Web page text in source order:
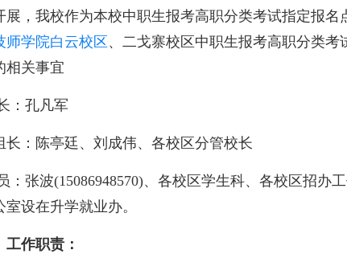
展，我校作为本校中职生报考高职分类考试指定报
师学院白云校区、二戈寨校区中职生报考高职分类
相关事宜
：孔凡军
长：陈亭廷、刘成伟、各校区分管校长
：张波(15086948570)、各校区学生科、各校区招办
室设在升学就业办。
工作职责：